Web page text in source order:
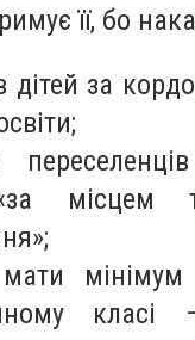
її, бо
дітей за
місцем